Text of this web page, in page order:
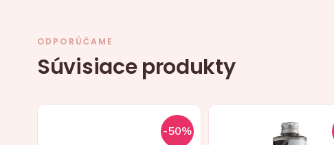
ODPORÚČAME
Súvisiace produkty
-50%